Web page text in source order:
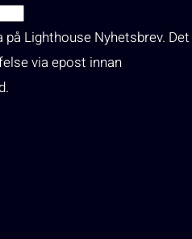
Lighthouse Nyhetsbrev. Det
via epost innan